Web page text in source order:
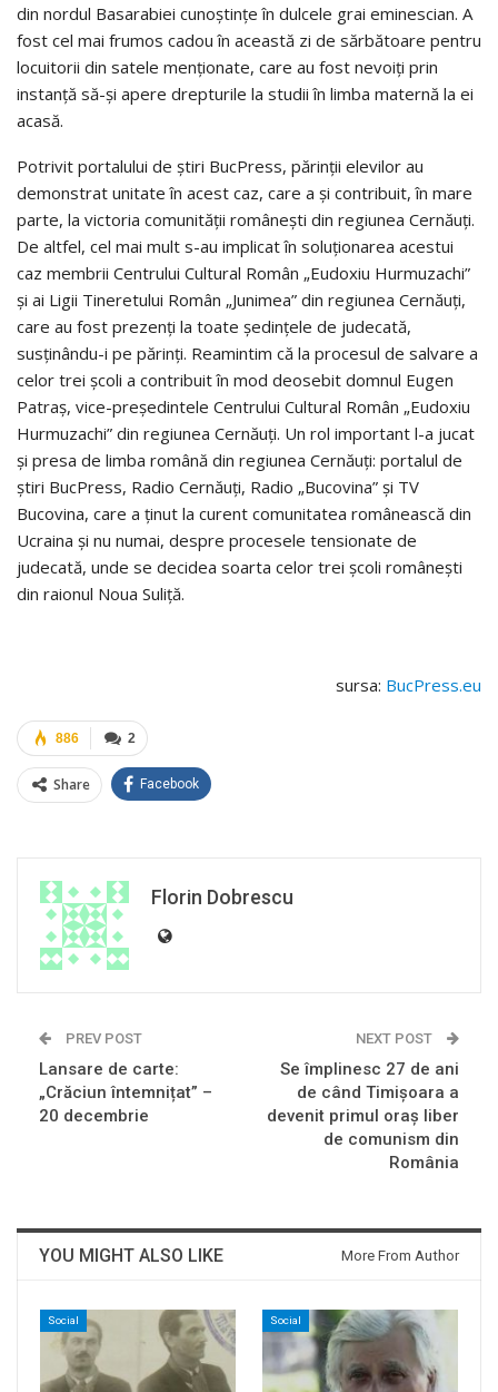
din nordul Basarabiei cunoştinţe în dulcele grai eminescian. A
fost cel mai frumos cadou în această zi de sărbătoare pentru
locuitorii din satele menţionate, care au fost nevoiţi prin
instanţă să-şi apere drepturile la studii în limba maternă la ei
acasă.
Potrivit portalului de ştiri BucPress, părinţii elevilor au
demonstrat unitate în acest caz, care a şi contribuit, în mare
parte, la victoria comunităţii româneşti din regiunea Cernăuţi.
De altfel, cel mai mult s-au implicat în soluţionarea acestui
caz membrii Centrului Cultural Român „Eudoxiu Hurmuzachi”
şi ai Ligii Tineretului Român „Junimea” din regiunea Cernăuţi,
care au fost prezenţi la toate şedinţele de judecată,
susţinându-i pe părinţi. Reamintim că la procesul de salvare a
celor trei şcoli a contribuit în mod deosebit domnul Eugen
Patraş, vice-preşedintele Centrului Cultural Român „Eudoxiu
Hurmuzachi” din regiunea Cernăuţi. Un rol important l-a jucat
şi presa de limba română din regiunea Cernăuţi: portalul de
ştiri BucPress, Radio Cernăuţi, Radio „Bucovina” şi TV
Bucovina, care a ţinut la curent comunitatea românească din
Ucraina şi nu numai, despre procesele tensionate de
judecată, unde se decidea soarta celor trei şcoli româneşti
din raionul Noua Suliţă.
sursa: BucPress.eu
2
886
Share Facebook
Florin Dobrescu
PREV POST
Lansare de carte:
„Crăciun întemnițat” –
20 decembrie
NEXT POST
Se împlinesc 27 de ani
de când Timişoara a
devenit primul oraş liber
de comunism din
România
YOU MIGHT ALSO LIKE More From Author
Social Social